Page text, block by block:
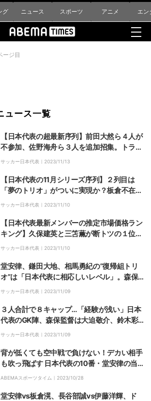
グ ニュース スポーツ アニメ エン
ージ目
ュース一覧
【日本代表の超最新序列】前田大然ら４人が
不参加、佐野海舟ら３人を追加招集。トラブ
ル続出でスタメン構成はどうなる？
サッカー日本代表｜ 2023/11/13
【日本代表の11月シリーズ序列】２列目は
「夢のトリオ」がついに実現か？板倉不在の
最終ラインは枚数も少なく新機軸も
サッカー日本代表｜ 2023/11/10
【日本代表最新メンバーの推定市場価格ラン
キング】久保建英と三笘薫が断トツの１位！
国内組で最も評価が高いのは？
サッカー日本代表｜ 2023/11/10
堂安律、鎌田大地、相馬勇紀の“復帰組トリ
オ”は「日本代表に相応しいレベル」。森保
監督が語った招集理由とは？
サッカー日本代表｜ 2023/11/09
３人合計で８キャップ…「経験が浅い」日本
代表のGK陣、森保監督は大迫敬介、鈴木彩
艶、前川黛也に「アジアの厳しい戦いで逞し
サッカー日本代表｜ 2023/11/09
背が低くても空中戦で負けない！デカい相手
も吹っ飛ばす 日本代表の10番・堂安律の当
たり負けない“強靭フィジカル”がエグすぎる
ABEMAスポーツタイム｜ 2023/10/28
堂安律vs板倉滉、長谷部誠vs伊藤洋輝、ド